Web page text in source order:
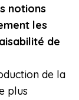
notions
les
de
de la
plus